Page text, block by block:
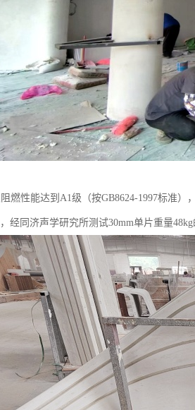
燃性能达到A1级（按GB8624-1997标准
经同济声学研究所测试30mm单片重量